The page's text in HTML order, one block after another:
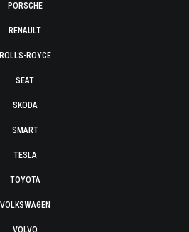
PORSCHE
RENAULT
ROLLS-ROYCE
SEAT
SKODA
SMART
TESLA
TOYOTA
VOLKSWAGEN
VOLVO